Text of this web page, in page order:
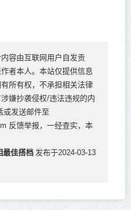
容由互联网用户自发贡
者本人。本站仅提供信息
所有权，不承担相关法律
嫌抄袭侵权/违法违规的内
或发送邮件至
反馈举报，一经查实，本
最佳搭档 发布于2024-03-13